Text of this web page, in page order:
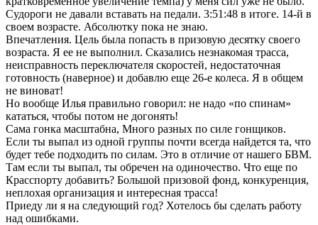
Судороги не давали вставать на педали. 3:51:48 в итоге. 14-й в
своем возрасте. Абсолютку пока не знаю.
Впечатления. Цель была попасть в призовую десятку своего
возраста. Я ее не выполнил. Сказались незнакомая трасса,
неисправность переключателя скоростей, недостаточная
готовность (наверное) и добавлю еще 26-е колеса. Я в общем
не виноват!
Но вообще Илья правильно говорил: не надо «по спинам»
кататься, чтобы потом не догонять!
Сама гонка масштабна, Много разных по силе гонщиков.
Если ты выпал из одной группы почти всегда найдется та, что
будет тебе подходить по силам. Это в отличие от нашего БВМ.
Там если ты выпал, ты обречен на одиночество. Что еще по
Красспорту добавить? Большой призовой фонд, конкуренция,
неплохая организация и интересная трасса!
Приеду ли я на следующий год? Хотелось бы сделать работу
над ошибками.